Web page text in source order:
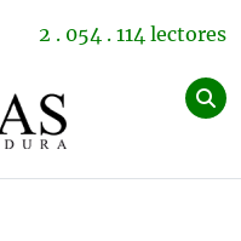
2 . 054 . 114 lectores